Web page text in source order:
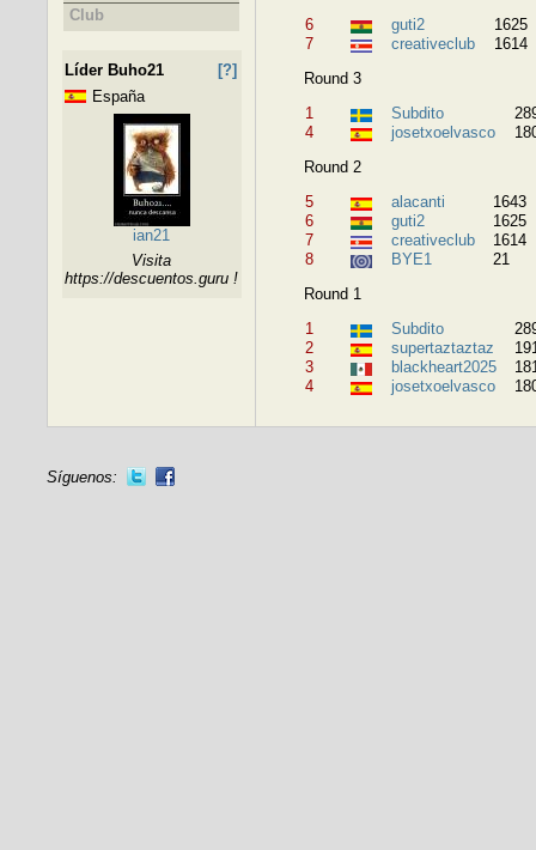
Club
Líder Buho21
[?]
España
ian21
Visita
https://descuentos.guru !
6
guti2
1625
7
creativeclub
1614
Round 3
1
Subdito
4
josetxoelvasco
Round 2
5
alacanti
1643
6
guti2
1625
7
creativeclub
1614
8
BYE1
21
Round 1
1
Subdito
2
supertaztaztaz
3
blackheart2025
4
josetxoelvasco
Síguenos: